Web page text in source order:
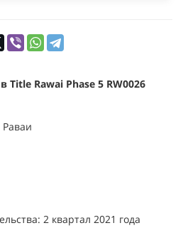
Rawai Phase 5 RW0026
2 квартал 2021 года